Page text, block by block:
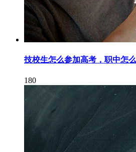
技校生怎么参加高考，职中怎
180